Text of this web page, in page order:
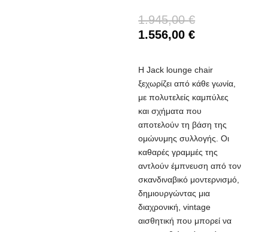
1.945,00€
1.556,00€
Η Jack lounge chair
ξεχωρίζει από κάθε γωνία,
με πολυτελείς καμπύλες
και σχήματα που
αποτελούν τη βάση της
ομώνυμης συλλογής. Οι
καθαρές γραμμές της
αντλούν έμπνευση από τον
σκανδιναβικό μοντερνισμό,
δημιουργώντας μια
διαχρονική, vintage
αισθητική που μπορεί να